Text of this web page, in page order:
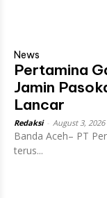
News
Pertamina
Jamin
Lancar
Redaksi August 3, 2026
Banda Aceh– PT
terus...